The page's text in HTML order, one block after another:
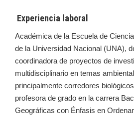
Experiencia laboral
Académica de la Escuela de
de la Universidad Nacional (UNA),
coordinadora de proyectos de
multidisciplinario en temas
principalmente corredores
profesora de grado en la carrera
Geográficas con Énfasis en